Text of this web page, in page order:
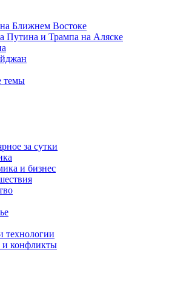
Ближнем Востоке
Путина и Трампа на Аляске
темы
за сутки
и бизнес
технологии
конфликты